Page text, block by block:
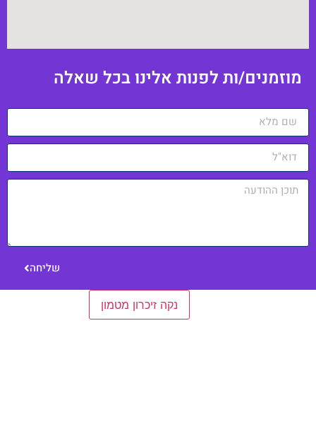
ות לפנות אלינו בכל שאלה
שליחה
נקה זיכרון מטמון